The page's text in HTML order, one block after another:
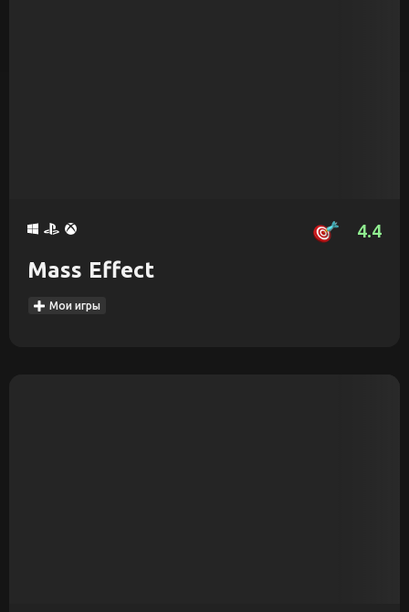
4.4
Mass Effect
Мои игры